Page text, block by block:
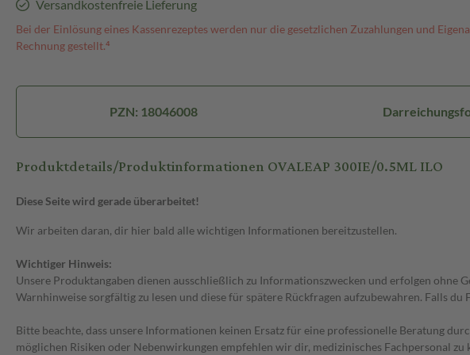
Versandkostenfreie Lieferung
Bei der Einlösung eines Kassenrezeptes werden nur die gesetzlichen Zuzahlungen und
Rechnung gestellt.⁴
PZN: 18046008
Produktdetails/Produktinformationen OVALEAP 300IE/0.5ML ILO
Diese Seite wird gerade überarbeitet!
Wir arbeiten daran, dir hier bald alle wichtigen Informationen bereitzustellen.
Wichtiger Hinweis:
Unsere Produktangaben dienen ausschließlich zu Informationszwecken und erfolgen
Warnhinweise sorgfältig zu lesen und diese für spätere Rückfragen aufzubewahren. Falls
Bitte beachte, dass unsere Informationen keinen Ersatz für eine professionelle Beratung
möglichen Risiken oder Nebenwirkungen empfehlen wir dir, medizinisches Fachpersonal zu